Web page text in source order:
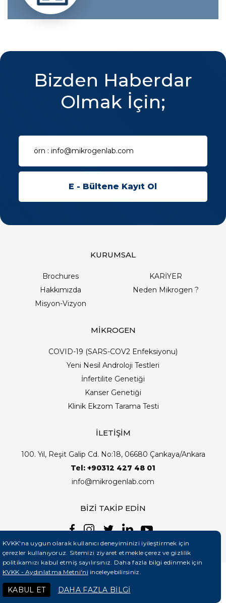
Bizden Haberdar
Olmak İçin;
KURUMSAL
Brochures
KARİYER
Hakkımızda
Neden Mikrogen ?
Misyon-Vizyon
MİKROGEN
COVID-19 (SARS-COV2 Enfeksiyonu)
Yeni Nesil Androloji Testleri
İnfertilite Genetiği
Kanser Genetiği
Klinik Ekzom Tarama Testi
İLETİŞİM
100. Yıl, Reşit Galip Cd. No:18, 06680 Çankaya/Ankara
Tel: +90312 427 48 01
info@mikrogenlab.com
BİZİ TAKİP EDİN
Teknobay (+90 444 5 331)
KVKK'na uygun olarak kullanıcı deneyiminizi iyileştirmek için
çerezler kullanıyoruz. Sitemizi ziyaret etmekle çerez ve gizlilik
politikamızı kabul etmiş sayılırsınız. Daha fazla bilgi edinmek için
KVKK - Aydınlatma Metni'ni inceleyebilirsiniz.
KABUL ET DAHA FAZLA BİLGİ